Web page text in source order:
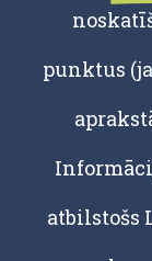
punktus
atbilstošs